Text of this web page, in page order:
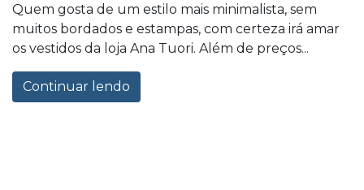
Quem gosta de um estilo mais minimalista, sem
muitos bordados e estampas, com certeza irá amar
os vestidos da loja Ana Tuori. Além de preços...
Continuar lendo